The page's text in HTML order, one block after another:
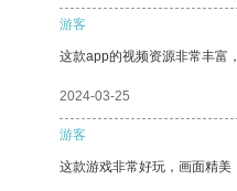
游客
这款app的视频资源非常丰富
2024-03-25
游客
这款游戏非常好玩，画面精美